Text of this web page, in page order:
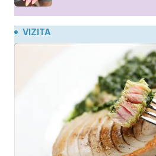
VIZITA